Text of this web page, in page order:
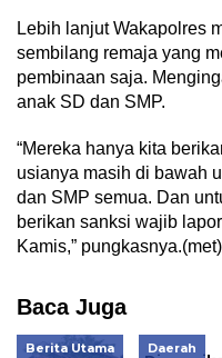
Lebih lanjut Wakapolres
sembilang remaja yang
pembinaan saja.
anak SD dan SMP.
“Mereka hanya kita
usianya masih di bawah
dan SMP semua. Dan
berikan sanksi wajib
Kamis,” pungkasnya.(met)
Baca Juga
Berita Utama Daerah